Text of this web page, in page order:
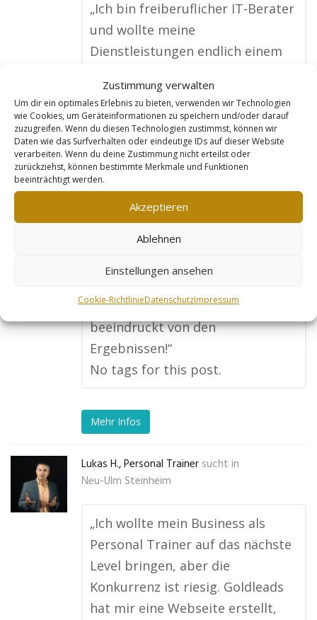
Zustimmung verwalten
Um dir ein optimales Erlebnis zu bieten, verwenden wir Technologien
wie Cookies, um Geräteinformationen zu speichern und/oder darauf
zuzugreifen. Wenn du diesen Technologien zustimmst, können wir
Daten wie das Surfverhalten oder eindeutige IDs auf dieser Website
verarbeiten. Wenn du deine Zustimmung nicht erteilst oder
zurückziehst, können bestimmte Merkmale und Funktionen
beeinträchtigt werden.
Akzeptieren
Ablehnen
Einstellungen ansehen
Cookie-RichtlinieDatenschutzImpressum
„Ich bin freiberuflicher IT-Berater
und wollte meine
Dienstleistungen endlich einem
machen. Goldleads hat mir dabei
geholfen, eine professionelle
Webseite zu erstellen, die meine
Angebote klar und verständlich
darstellt. Seitdem ich die Seite
nutze, bekomme ich regelmäßig
neue Anfragen, besonders von
kleinen und mittelständischen
Unternehmen. Meine Einnahmen
facht, und ich bin wirklich
beeindruckt von den
Ergebnissen!“
No tags for this post.
Mehr Infos
Lukas H., Personal Trainer sucht in
Neu-Ulm Steinheim
„Ich wollte mein Business als
Personal Trainer auf das nächste
Level bringen, aber die
Konkurrenz ist riesig. Goldleads
hat mir eine Webseite erstellt,